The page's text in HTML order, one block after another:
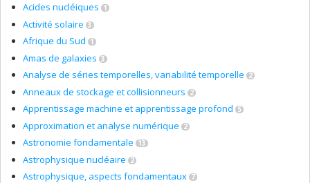
Acides nucléiques 1
Activité solaire 3
Afrique du Sud 1
Amas de galaxies 3
Analyse de séries temporelles, variabilité temporelle 2
Anneaux de stockage et collisionneurs 2
Apprentissage machine et apprentissage profond 5
Approximation et analyse numérique 2
Astronomie fondamentale 13
Astrophysique nucléaire 2
Astrophysique, aspects fondamentaux 7